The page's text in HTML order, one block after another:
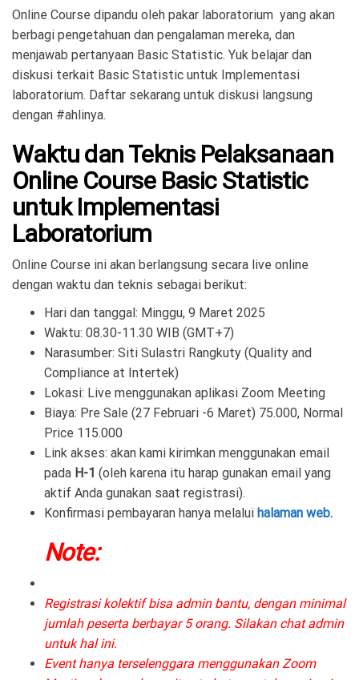
Online Course dipandu oleh pakar laboratorium yang akan
berbagi pengetahuan dan pengalaman mereka, dan
menjawab pertanyaan Basic Statistic. Yuk belajar dan
diskusi terkait Basic Statistic untuk Implementasi
laboratorium. Daftar sekarang untuk diskusi langsung
dengan #ahlinya.
Waktu dan Teknis Pelaksanaan
Online Course Basic Statistic
untuk Implementasi
Laboratorium
Online Course ini akan berlangsung secara live online
dengan waktu dan teknis sebagai berikut:
Hari dan tanggal: Minggu, 9 Maret 2025
Waktu: 08.30-11.30 WIB (GMT+7)
Narasumber: Siti Sulastri Rangkuty (Quality and
Compliance at Intertek)
Lokasi: Live menggunakan aplikasi Zoom Meeting
Biaya: Pre Sale (27 Februari -6 Maret) 75.000, Normal
Price 115.000
Link akses: akan kami kirimkan menggunakan email
pada H-1 (oleh karena itu harap gunakan email yang
aktif Anda gunakan saat registrasi).
Konfirmasi pembayaran hanya melalui halaman web.
Note:
Registrasi kolektif bisa admin bantu, dengan minimal
jumlah peserta berbayar 5 orang. Silakan chat admin
untuk hal ini.
Event hanya terselenggara menggunakan Zoom